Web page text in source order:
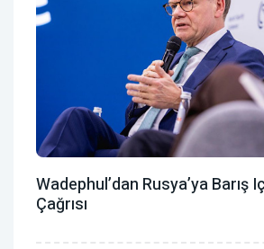
Wadephul’dan Rusya’ya Barış
Çağrısı